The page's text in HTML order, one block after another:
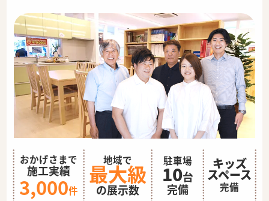
おかげさまで
施工実績
3,000件
地域で
最大級
の展示数
駐車場
10台
完備
キッズ
スペース
完備